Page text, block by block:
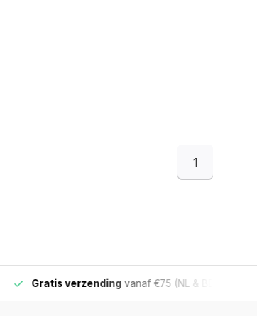
1
Gratis verzendingvanaf €75 (NL & BE)